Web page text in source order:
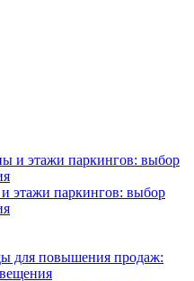
этажи паркингов: выбор